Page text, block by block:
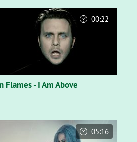
Flames - I Am Above
00:22
05:16